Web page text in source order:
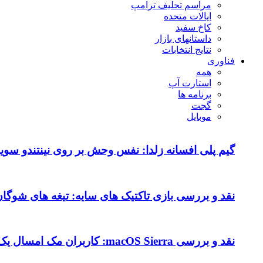
مراسم تحلیف ترامپ
ایالات متحده
کاخ سفید
داستانهای بازار
نتایج انتخابات
فناوری
همه
استارت آپ
برنامه ها
گجت
موبایل
گیم پلی افسانه زلدا: نفس وحش بر روی نینتندو
نقد و بررسی بازی تاکتیک های سایه: تیغه های
نقد و بررسی macOS Sierra: کاربران مک امسال یک به روزرسانی متوسط را دریافت می کنند